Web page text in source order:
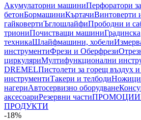
Акумулаторни машиниПерфоратори за
бетонБормашиниКъртачиВинтоверти
гайковертиЪглошлайфиПрободни и
триониПочистващи машиниГрадинска
техникаШлайфмашини, хобели
инструментиФрези и Оберфрези
циркуляриМултифункционални
DREMELПистолети за горещ въздух
инструментиТакери и телбодиНожици
нагериАвтосервизно оборудване
аксесоариРезервни частиПРОМОЦИИ
ПРОДУКТИ
-18%